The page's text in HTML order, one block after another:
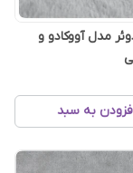
مدل آووکادو و
به سبد